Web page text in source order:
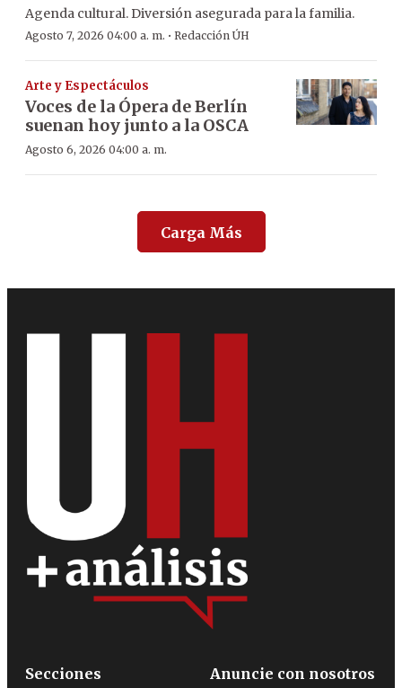
Agenda cultural. Diversión asegurada para la familia.
Agosto 7, 2026 04:00 a. m. · Redacción ÚH
Arte y Espectáculos
Voces de la Ópera de Berlín
suenan hoy junto a la OSCA
Agosto 6, 2026 04:00 a. m.
Carga Más
Secciones
Anuncie con nosotros